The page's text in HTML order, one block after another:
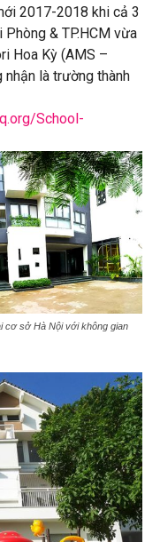
2017-2018 khi cả 3
& TP.HCM vừa
Hoa Kỳ (AMS –
là trường thành
School-
cơ sở Hà Nội với không gian